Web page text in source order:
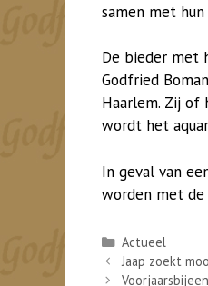
samen met
De bieder met
Godfried
Haarlem. Zij of
wordt het
In geval van
worden met
Categorieën
Actueel
Jaap zoekt